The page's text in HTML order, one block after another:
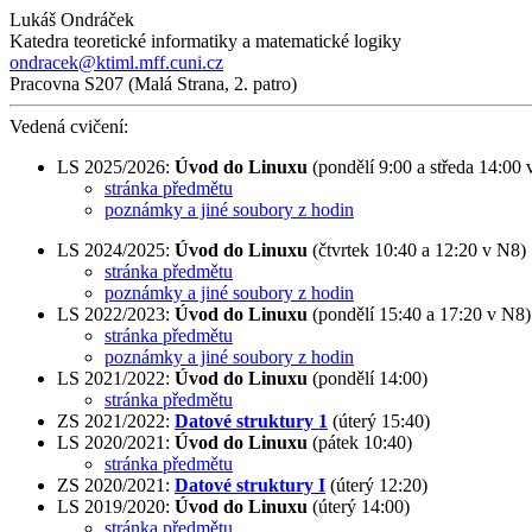
Lukáš Ondráček
Katedra teoretické informatiky a matematické logiky
ondracek@ktiml.mff.cuni.cz
Pracovna S207 (Malá Strana, 2. patro)
Vedená cvičení:
LS 2025/2026: Úvod do Linuxu (pondělí 9:00 a středa 14:00
stránka předmětu
poznámky a jiné soubory z hodin
LS 2024/2025: Úvod do Linuxu (čtvrtek 10:40 a 12:20 v N8)
stránka předmětu
poznámky a jiné soubory z hodin
LS 2022/2023: Úvod do Linuxu (pondělí 15:40 a 17:20 v N8)
stránka předmětu
poznámky a jiné soubory z hodin
LS 2021/2022: Úvod do Linuxu (pondělí 14:00)
stránka předmětu
ZS 2021/2022: Datové struktury 1 (úterý 15:40)
LS 2020/2021: Úvod do Linuxu (pátek 10:40)
stránka předmětu
ZS 2020/2021: Datové struktury I (úterý 12:20)
LS 2019/2020: Úvod do Linuxu (úterý 14:00)
stránka předmětu